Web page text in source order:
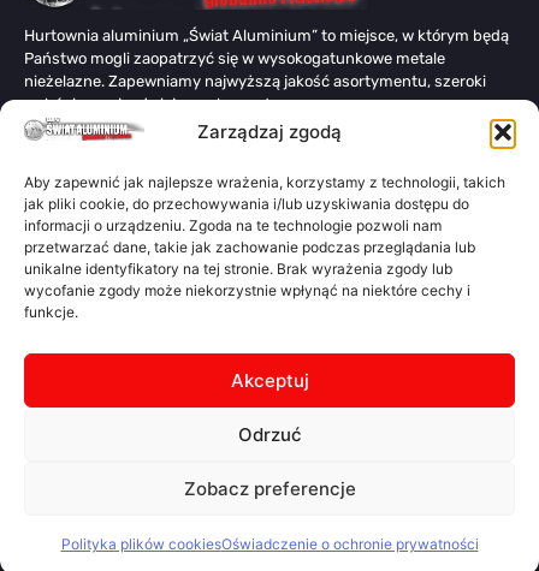
Zarządzaj zgodą
Aby zapewnić jak najlepsze wrażenia, korzystamy z technologii, takich
jak pliki cookie, do przechowywania i/lub uzyskiwania dostępu do
informacji o urządzeniu. Zgoda na te technologie pozwoli nam
przetwarzać dane, takie jak zachowanie podczas przeglądania lub
unikalne identyfikatory na tej stronie. Brak wyrażenia zgody lub
wycofanie zgody może niekorzystnie wpłynąć na niektóre cechy i
funkcje.
Akceptuj
Odrzuć
Zobacz preferencje
Polityka plików cookiesOświadczenie o ochronie prywatności
Hurtownia aluminium „Świat Aluminium” to miejsce, w którym będą
Państwo mogli zaopatrzyć się w wysokogatunkowe metale
nieżelazne. Zapewniamy najwyższą jakość asortymentu, szeroki
wybór i co najważniejsze – korzystne ceny.
Linki
O nas
Oferta
Kontakt
Polityka prywatności
OWS
Kalkulator Świat Aluminium jest darmową aplikacją do obliczania
wagi teoretycznej materiałów z metali oraz przesyłania zapytań
rezultatów. To proste: Wybierz materiał, typ I kształt – oblicz wagę
Otwórz Kalkulator